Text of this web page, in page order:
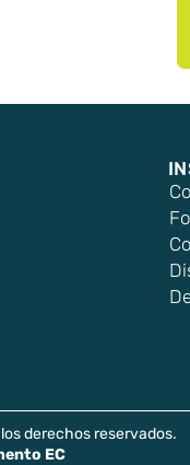
derechos reservados.
EC